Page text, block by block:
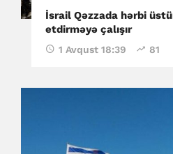
İsrail Qəzzada hərbi
etdirməyə çalışır
1 Avqust 18:39 81